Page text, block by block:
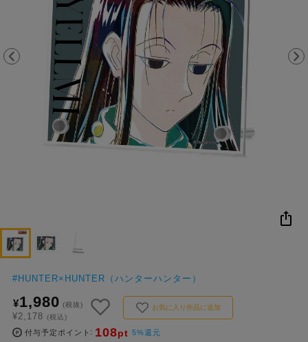
colleize B
OX
コ
#HUNTER×HUNTER（ハンターハンター）
¥1,980 (税抜)
¥2,178 (税込)
お気に入り作品に追加
付与予定ポイント 108pt 5%還元